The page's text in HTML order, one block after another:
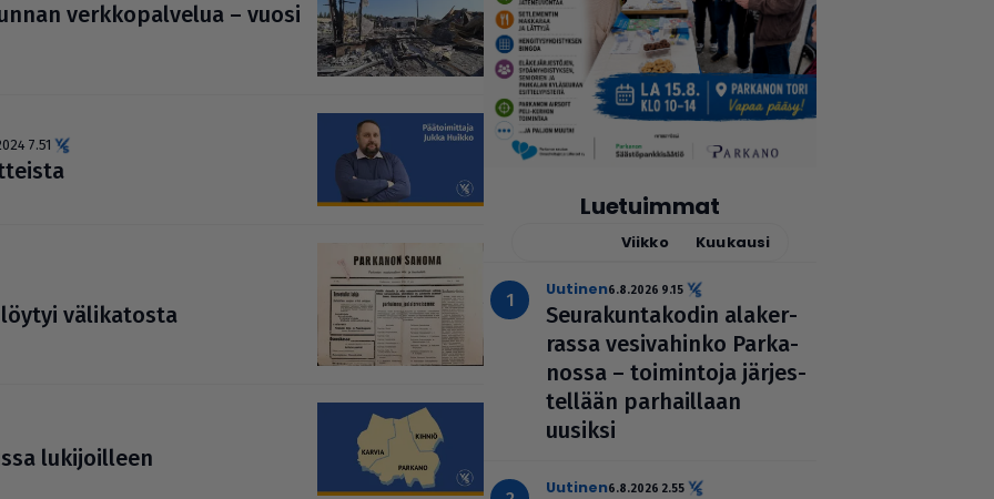
verk­ko­pal­ve­lua – vuosi
7.51
löytyi väli­ka­tosta
luki­joil­leen
Luetuimmat
Viikko Kuukausi
uutinen6.8.2026 9.15
Seu­ra­kun­ta­ko­din ala­ker­
rassa vesi­va­hinko Par­ka­
nossa – toi­min­toja jär­jes­
tel­lään par­hail­laan
uusiksi
uutinen6.8.2026 2.55